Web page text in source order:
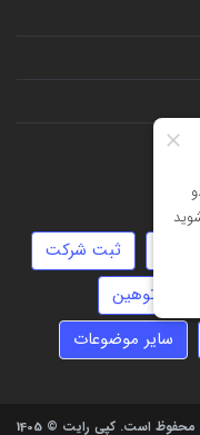
ثبت شرکت
توهین
سایر موضوعات
محفوظ است. کپی رایت © 1405